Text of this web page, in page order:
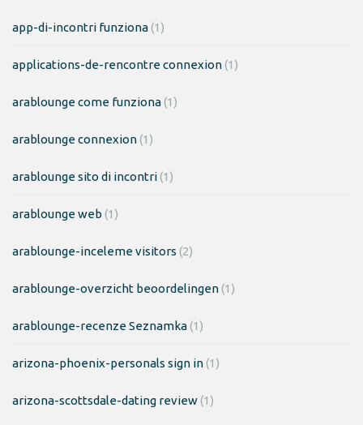
app-di-incontri funziona(1)
applications-de-rencontre connexion(1)
arablounge come funziona(1)
arablounge connexion(1)
arablounge sito di incontri(1)
arablounge web (1)
arablounge-inceleme visitors (2)
arablounge-overzicht beoordelingen(1)
arablounge-recenze Seznamka(1)
arizona-phoenix-personals sign in(1)
arizona-scottsdale-dating review(1)